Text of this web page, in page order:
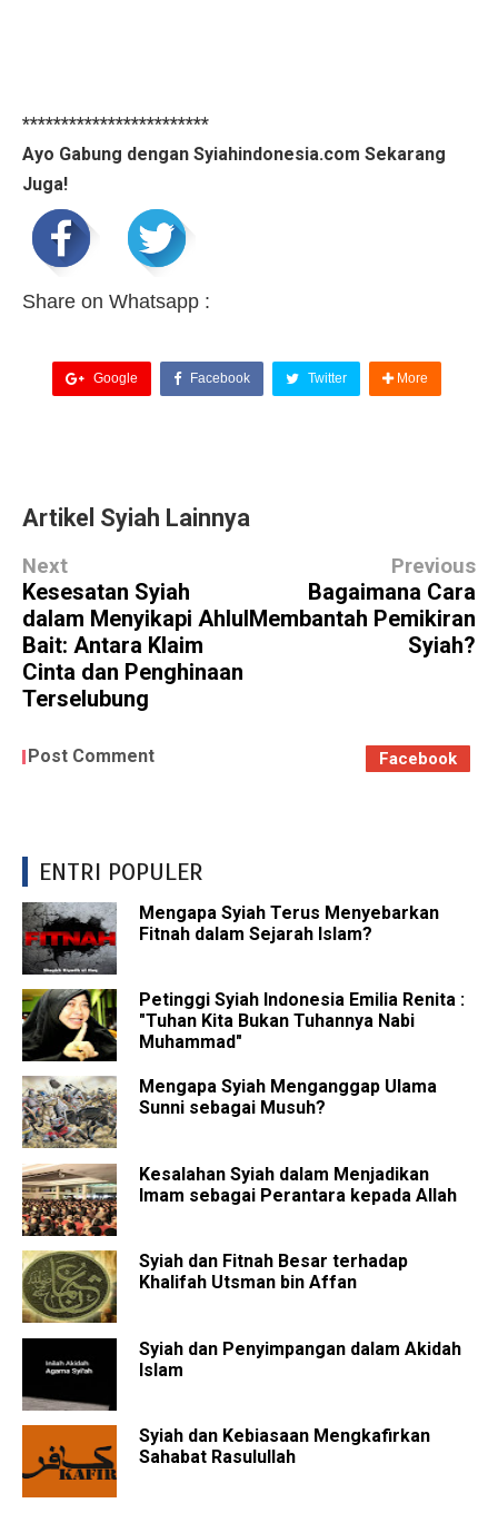
************************
Ayo Gabung dengan Syiahindonesia.com Sekarang
Juga!
Share on Whatsapp :
Google Facebook Twitter More
Artikel Syiah Lainnya
Next
Kesesatan Syiah
dalam Menyikapi Ahlul
Bait: Antara Klaim
Cinta dan Penghinaan
Terselubung
Previous
Bagaimana Cara
Membantah Pemikiran
Syiah?
Post Comment Facebook
ENTRI POPULER
Mengapa Syiah Terus Menyebarkan
Fitnah dalam Sejarah Islam?
Petinggi Syiah Indonesia Emilia Renita :
"Tuhan Kita Bukan Tuhannya Nabi
Muhammad"
Mengapa Syiah Menganggap Ulama
Sunni sebagai Musuh?
Kesalahan Syiah dalam Menjadikan
Imam sebagai Perantara kepada Allah
Syiah dan Fitnah Besar terhadap
Khalifah Utsman bin Affan
Syiah dan Penyimpangan dalam Akidah
Islam
Syiah dan Kebiasaan Mengkafirkan
Sahabat Rasulullah